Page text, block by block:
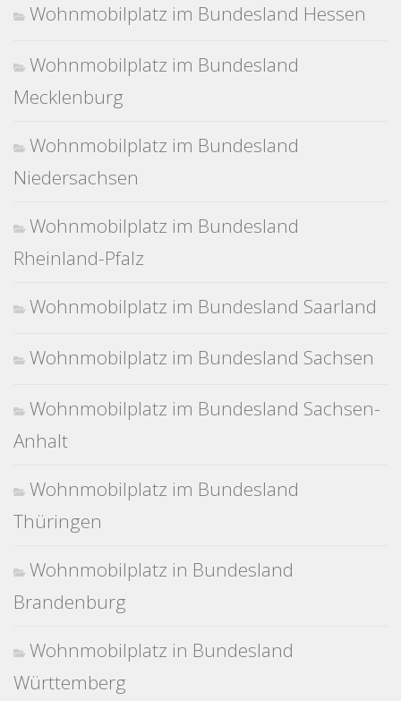
Wohnmobilplatz im Bundesland Hessen
Wohnmobilplatz im Bundesland
Mecklenburg
Wohnmobilplatz im Bundesland
Niedersachsen
Wohnmobilplatz im Bundesland
Rheinland-Pfalz
Wohnmobilplatz im Bundesland Saarland
Wohnmobilplatz im Bundesland Sachsen
Wohnmobilplatz im Bundesland Sachsen-
Anhalt
Wohnmobilplatz im Bundesland
Thüringen
Wohnmobilplatz in Bundesland
Brandenburg
Wohnmobilplatz in Bundesland
Württemberg